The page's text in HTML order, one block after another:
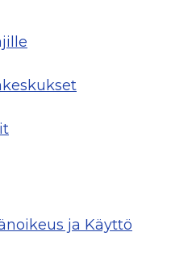
ja Käyttö